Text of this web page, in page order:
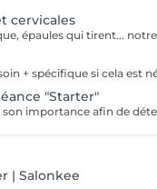
cervicales
"Starter"